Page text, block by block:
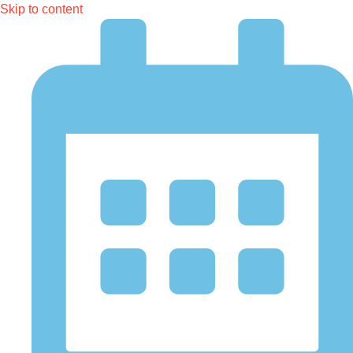
Skip to content